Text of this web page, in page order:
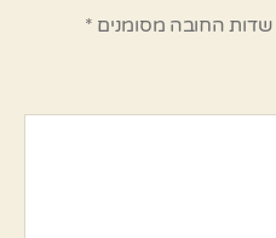
שדות החובה מסומנים *